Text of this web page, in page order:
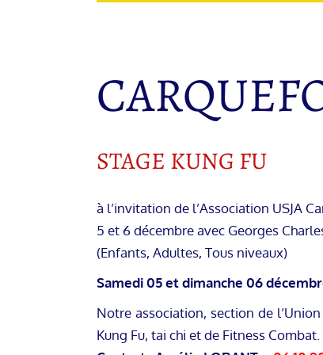
STAGE KUNG FU
à l’invitation de l’Association USJA
5 et 6 décembre avec Georges
(Enfants, Adultes, Tous niveaux)
Samedi 05 et dimanche 06
Notre association, section de
Kung Fu, tai chi et de Fitness Combat.